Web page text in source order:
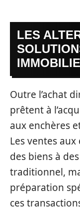
LES
Outre l’achat
prêtent à
aux enchères
Les ventes
des biens à
traditionnel,
préparation
ces